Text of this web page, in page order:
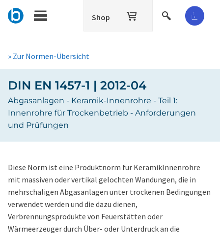
Shop
» Zur Normen-Übersicht
DIN EN 1457-1 | 2012-04
Abgasanlagen - Keramik-Innenrohre - Teil 1:
Innenrohre für Trockenbetrieb - Anforderungen
und Prüfungen
Diese Norm ist eine Produktnorm für KeramikInnenrohre
mit massiven oder vertikal gelochten Wandungen, die in
mehrschaligen Abgasanlagen unter trockenen Bedingungen
verwendet werden und die dazu dienen,
Verbrennungsprodukte von Feuerstätten oder
Wärmeerzeuger durch Über- oder Unterdruck an die